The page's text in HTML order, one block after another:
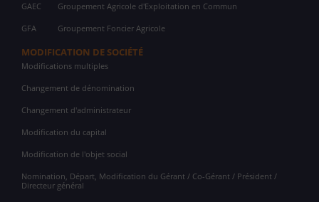
GAEC Groupement Agricole d'Exploitation en Commun
GFA Groupement Foncier Agricole
MODIFICATION DE SOCIÉTÉ
Modifications multiples
Changement de dénomination
Changement d'administrateur
Modification du capital
Modification de l'objet social
Nomination, Départ, Modification du Gérant / Co-Gérant / Président /
Directeur général